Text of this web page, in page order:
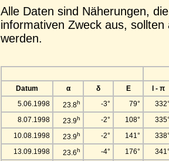
Alle Daten sind Näherungen,
informativen Zweck aus,
werden.
Datum α δ E
l - π
5.06.1998
23.8h -3° 79°
8.07.1998
23.9h -2° 108°
10.08.1998
23.9h -2° 141°
13.09.1998
23.6h -4° 176°